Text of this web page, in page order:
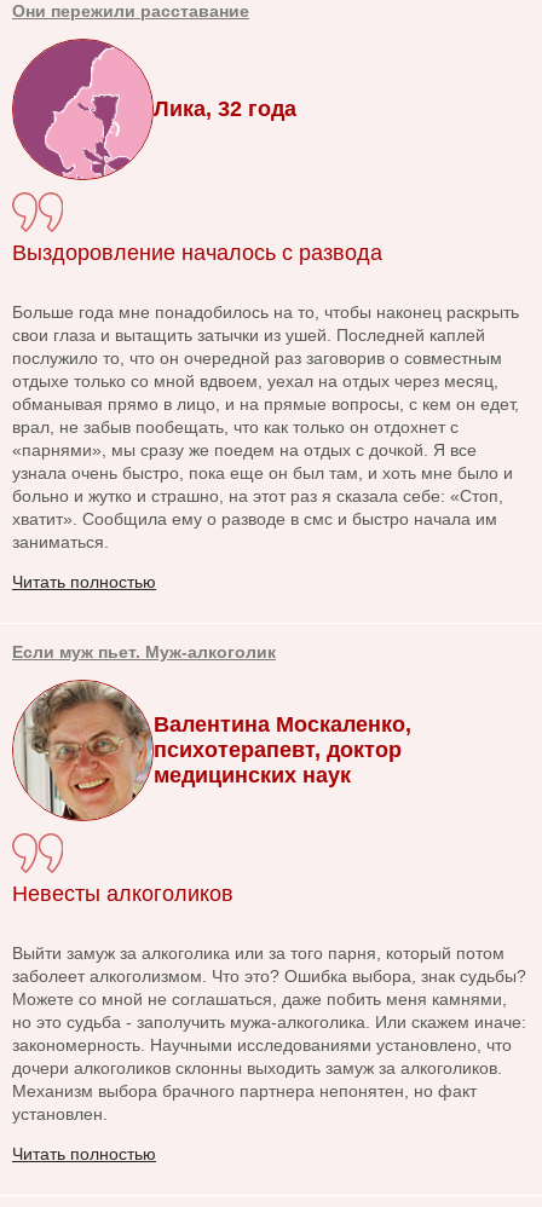
Они пережили расставание
Лика, 32 года
Выздоровление началось с развода
Больше года мне понадобилось на то, чтобы наконец раскрыть
свои глаза и вытащить затычки из ушей. Последней каплей
послужило то, что он очередной раз заговорив о совместным
отдыхе только со мной вдвоем, уехал на отдых через месяц,
обманывая прямо в лицо, и на прямые вопросы, с кем он едет,
врал, не забыв пообещать, что как только он отдохнет с
«парнями», мы сразу же поедем на отдых с дочкой. Я все
узнала очень быстро, пока еще он был там, и хоть мне было и
больно и жутко и страшно, на этот раз я сказала себе: «Стоп,
хватит». Сообщила ему о разводе в смс и быстро начала им
заниматься.
Читать полностью
Если муж пьет. Муж-алкоголик
Валентина Москаленко,
психотерапевт, доктор
медицинских наук
Невесты алкоголиков
Выйти замуж за алкоголика или за того парня, который потом
заболеет алкоголизмом. Что это? Ошибка выбора, знак судьбы?
Можете со мной не соглашаться, даже побить меня камнями,
но это судьба - заполучить мужа-алкоголика. Или скажем иначе:
закономерность. Научными исследованиями установлено, что
дочери алкоголиков склонны выходить замуж за алкоголиков.
Механизм выбора брачного партнера непонятен, но факт
установлен.
Читать полностью